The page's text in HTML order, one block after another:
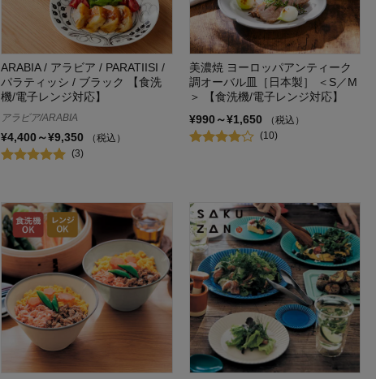
ARABIA / アラビア / PARATIISI /
パラティッシ / ブラック 【食洗
機/電子レンジ対応】
アラビア/ARABIA
¥4,400～¥9,350
（税込）
(3)
美濃焼 ヨーロッパアンティーク
調オーバル皿［日本製］ ＜S／M
＞ 【食洗機/電子レンジ対応】
¥990～¥1,650
（税込）
(10)